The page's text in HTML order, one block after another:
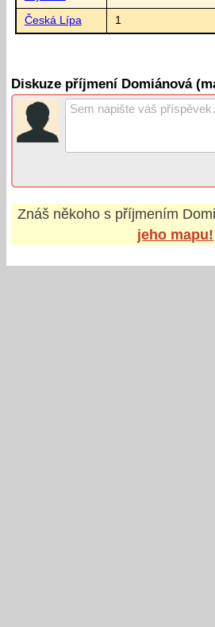
Česká Lípa 1
Diskuze příjmení Domiánová
Znáš někoho s příjmením
jeho mapu!